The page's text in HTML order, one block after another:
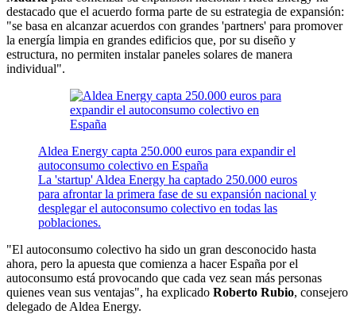
destacado que el acuerdo forma parte de su estrategia de expansión:
"se basa en alcanzar acuerdos con grandes 'partners' para promover
la energía limpia en grandes edificios que, por su diseño y
estructura, no permiten instalar paneles solares de manera
individual".
Aldea Energy capta 250.000 euros para expandir el
autoconsumo colectivo en España
La 'startup' Aldea Energy ha captado 250.000 euros
para afrontar la primera fase de su expansión nacional y
desplegar el autoconsumo colectivo en todas las
poblaciones.
"El autoconsumo colectivo ha sido un gran desconocido hasta
ahora, pero la apuesta que comienza a hacer España por el
autoconsumo está provocando que cada vez sean más personas
quienes vean sus ventajas", ha explicado Roberto Rubio, consejero
delegado de Aldea Energy.